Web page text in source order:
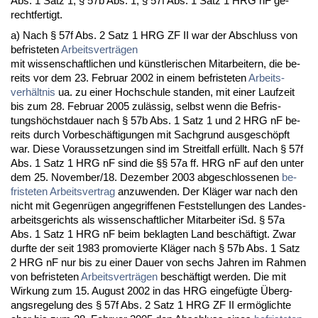
recht­fer­tigt.
a) Nach § 57f Abs. 2 Satz 1 HRG ZF II war der Ab­schluss von
be­fris­te­tenAr­beits­verträgen
mit wis­sen­schaft­li­chen und künst­le­ri­schen Mit­ar­bei­tern, die be­
reits vor dem 23. Fe­bru­ar 2002 in ei­nem be­fris­te­tenAr­beits­
verhält­nis ua. zu ei­ner Hoch­schu­le stan­den, mit ei­ner Lauf­zeit
bis zum 28. Fe­bru­ar 2005 zulässig, selbst wenn die Be­fris­
tungshöchst­dau­er nach § 57b Abs. 1 Satz 1 und 2 HRG nF be­
reits durch Vor­beschäfti­gun­gen mit Sach­grund aus­geschöpft
war. Die­se Vor­aus­set­zun­gen sind im Streit­fall erfüllt. Nach § 57f
Abs. 1 Satz 1 HRG nF sind die §§ 57a ff. HRG nF auf den un­ter
dem 25. No­vem­ber/18. De­zem­ber 2003 ab­ge­schlos­se­nen be­
fris­te­ten Ar­beits­ver­trag an­zu­wen­den. Der Kläger war nach den
nicht mit Ge­genrügen an­ge­grif­fe­nen Fest­stel­lun­gen des Lan­des­
ar­beits­ge­richts als wis­sen­schaft­li­cher Mit­ar­bei­ter iSd. § 57a
Abs. 1 Satz 1 HRG nF beim be­klag­ten Land beschäftigt. Zwar
durf­te der seit 1983 pro­mo­vier­te Kläger nach § 57b Abs. 1 Satz
2 HRG nF nur bis zu ei­ner Dau­er von sechs Jah­ren im Rah­men
von be­fris­te­tenAr­beits­verträgen beschäftigt wer­den. Die mit
Wir­kung zum 15. Au­gust 2002 in das HRG ein­gefügte Über­g­
angs­re­ge­lung des § 57f Abs. 2 Satz 1 HRG ZF II ermöglich­te